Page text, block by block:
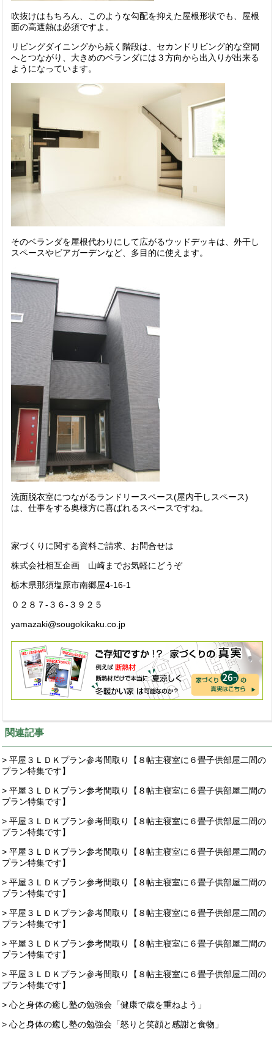
吹抜けはもちろん、このような勾配を抑えた屋根形状でも、屋根
面の高遮熱は必須ですよ。
リビングダイニングから続く階段は、セカンドリビング的な空間
へとつながり、大きめのベランダには３方向から出入りが出来る
ようになっています。
そのベランダを屋根代わりにして広がるウッドデッキは、外干し
スペースやビアガーデンなど、多目的に使えます。
洗面脱衣室につながるランドリースペース(屋内干しスペース)
は、仕事をする奥様方に喜ばれるスペースですね。
家づくりに関する資料ご請求、お問合せは
株式会社相互企画 山崎までお気軽にどうぞ
栃木県那須塩原市南郷屋4-16-1
０２８７-３６-３９２５
yamazaki@sougokikaku.co.jp
関連記事
> 平屋３ＬＤＫプラン参考間取り【８帖主寝室に６畳子供部屋二間の
プラン特集です】
> 平屋３ＬＤＫプラン参考間取り【８帖主寝室に６畳子供部屋二間の
プラン特集です】
> 平屋３ＬＤＫプラン参考間取り【８帖主寝室に６畳子供部屋二間の
プラン特集です】
> 平屋３ＬＤＫプラン参考間取り【８帖主寝室に６畳子供部屋二間の
プラン特集です】
> 平屋３ＬＤＫプラン参考間取り【８帖主寝室に６畳子供部屋二間の
プラン特集です】
> 平屋３ＬＤＫプラン参考間取り【８帖主寝室に６畳子供部屋二間の
プラン特集です】
> 平屋３ＬＤＫプラン参考間取り【８帖主寝室に６畳子供部屋二間の
プラン特集です】
> 平屋３ＬＤＫプラン参考間取り【８帖主寝室に６畳子供部屋二間の
プラン特集です】
> 心と身体の癒し塾の勉強会「健康で歳を重ねよう」
> 心と身体の癒し塾の勉強会「怒りと笑顔と感謝と食物」